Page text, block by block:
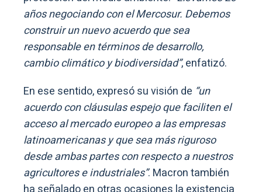
años negociando con el Mercosur. Debemos
construir un nuevo acuerdo que sea
responsable en términos de desarrollo,
cambio climático y biodiversidad”, enfatizó.
En ese sentido, expresó su visión de “un
acuerdo con cláusulas espejo que faciliten el
acceso al mercado europeo a las empresas
latinoamericanas y que sea más riguroso
desde ambas partes con respecto a nuestros
agricultores e industriales”. Macron también